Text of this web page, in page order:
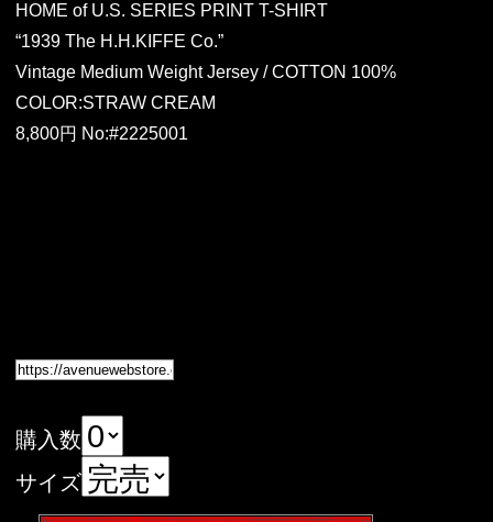
HOME of U.S. SERIES PRINT T-SHIRT
“1939 The H.H.KIFFE Co.”
Vintage Medium Weight Jersey / COTTON 100%
COLOR:STRAW CREAM
8,800円 No:#2225001
購入数
サイズ